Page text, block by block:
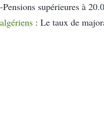
-Pensions supérieures à
algériens : Le taux de